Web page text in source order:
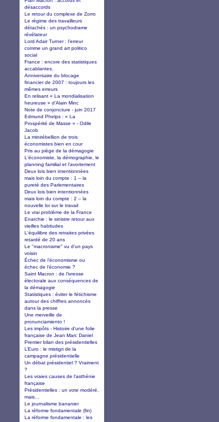
désaccords
Le retour du complexe de Zorro
Le régime des travailleurs
détachés : un psychodrame
révélateur
Lord Adair Turner : l’erreur
comme un grand art politico
social
France : encore des statistiques
accablantes.
Anniversaire du blocage
financier de 2007 : toujours les
mêmes erreurs
En relisant « La mondialisation
heureuse » d’Alain Minc
Note de conjoncture - juin 2017
Edmund Phelps : « La
Prospérité de Masse » - Odile
Jacob
La minirébellion de trois
économistes bien en cour
Pris au piège de la démagogie
L'économiste, la démographie, le
planning familial et l'avortement
Deux lois bien intentionnées
mais loin du compte : 1 – la
pureté des Parlementaires
Deux lois bien intentionnées
mais loin du compte : 2 – la
nouvelle loi sur le travail
Le vrai problème de la France
Enarchie : le sinistre retour aux
vieilles habitudes
L'équilibre des retraites privées
retardé de 20 ans
Le "macronisme" vu d'un pays
voisin
Échec de l’économisme ou
échec de l’économie ?
Saint Macron : de l’ivresse
électorale aux conséquences de
la démagogie
Statistiques : éviter le fétichisme
autour des chiffres annoncés
dans la presse
Une merveille de
pronunciamiento !
Les impôts - Histoire d'une folie
française de Jean Marc Daniel
Premier bilan des présidentielles
L’Euro : le mistigri de la
campagne présidentielle
Un débat présidentiel ? Vraiment
?
Les vraies causes de l'asthénie
française
Présidentielles : un vote modéré,
mais...
Le journalisme bananier
La réforme fondamentale (fin)
La réforme fondamentale : les